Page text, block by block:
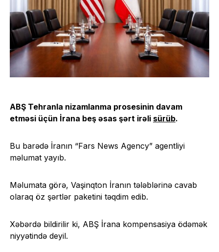
ABŞ Tehranla nizamlanma prosesinin davam
etməsi üçün İrana beş əsas şərt irəli sürüb.
Bu barədə İranın “Fars News Agency” agentliyi
məlumat yayıb.
Məlumata görə, Vaşinqton İranın tələblərinə cavab
olaraq öz şərtlər paketini təqdim edib.
Xəbərdə bildirilir ki, ABŞ İrana kompensasiya ödəmək
niyyətində deyil.